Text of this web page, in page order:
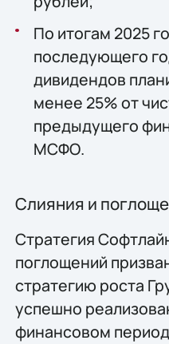
По итогам 2025
последующего
дивидендов
менее 25% от
предыдущего
МСФО.
Слияния и
Стратегия
поглощений
стратегию роста
успешно
финансовом